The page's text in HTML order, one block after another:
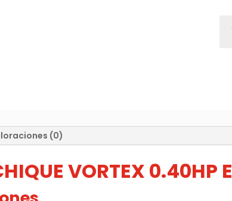
(0)
VORTEX 0.40HP